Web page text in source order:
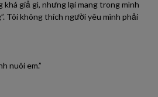
khá giả gì, nhưng lại mang trong mình
Tôi không thích người yêu mình phải
nuôi em.”